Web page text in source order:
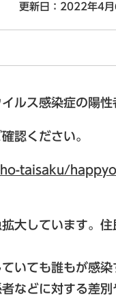
更新日：2022年4
ルス感染症の陽性
認ください。
taisaku/
大しています。
いても誰もが感
などに対する差別